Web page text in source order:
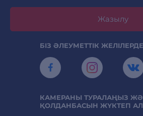
Жазылу
БІЗ ӘЛЕУМЕТТІК
КАМЕРАНЫ ТУРАЛАҢЫЗ
ҚОЛДАНБАСЫН ЖҮКТЕП